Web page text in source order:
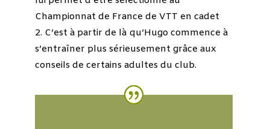
Championnat de France de VTT en cadet
2. C’est à partir de là qu’Hugo commence à
s’entraîner plus sérieusement grâce aux
conseils de certains adultes du club.